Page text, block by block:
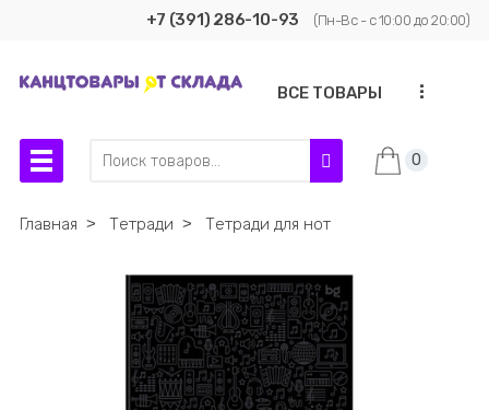
+7 (391) 286-10-93 (Пн-Вс - с 10:00 до 20:00)
ВСЕ ТОВАРЫ ...
0
Главная ˃ Тетради ˃ Тетради для нот